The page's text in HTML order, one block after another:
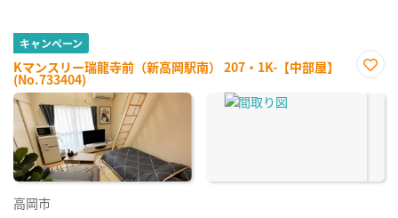
キャンペーン
Kマンスリー瑞龍寺前（新高岡駅南） 207・1K-【中部屋】
(No.733404)
に入
高岡市